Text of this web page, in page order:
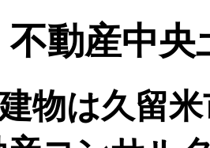
不動産中
物は久留